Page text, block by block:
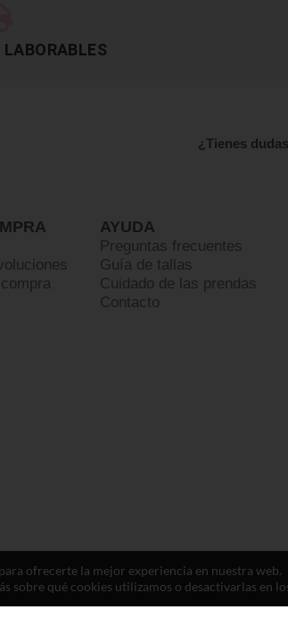
¿Tienes
AYUDA
Preguntas frecuentes
Guía de tallas
Cuidado de las prendas
Contacto
ofrecerte la mejor experiencia en nuestra web.
sobre qué cookies utilizamos o desactivarlas en